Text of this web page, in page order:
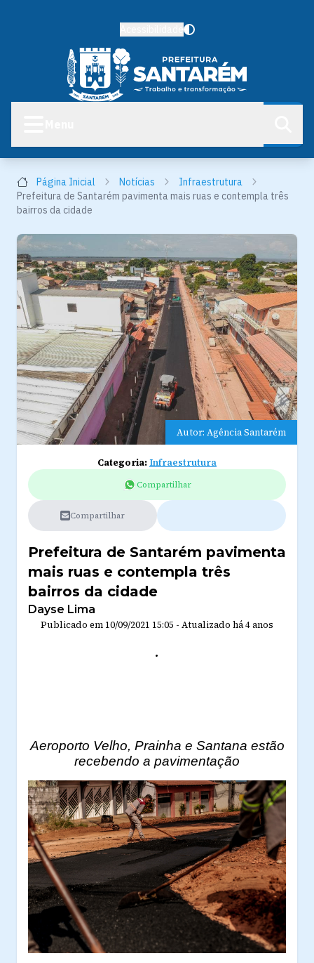
Página Inicial Notícias
Infraestrutura
Prefeitura de Santarém pavimenta mais ruas e contempla três
bairros da cidade
Autor: Agência Santarém
Categoria:Infraestrutura
Compartilhar
Compartilhar
Prefeitura de Santarém pavimenta
mais ruas e contempla três
bairros da cidade
Dayse Lima
Publicado em 10/09/2021 15:05 - Atualizado há 4 anos
.
Aeroporto Velho, Prainha e Santana estão
recebendo a pavimentação